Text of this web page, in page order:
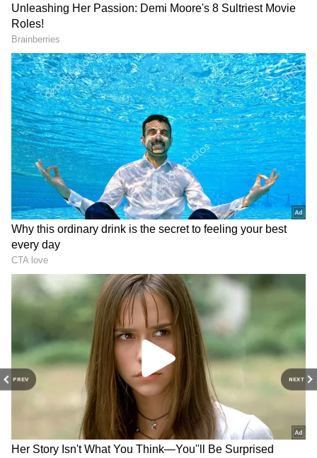
PREV NEXT
Image Credit :
కర్కాటక రాశి..
కుజ గ్రహం రోహిణీ నక్షత్రంలోకి సంచరించడం వల్ల..
కర్కాటక రాశివారు శుభ ఫలితాలు అందుకుంటారు.
ఉద్యోగం చేసేవారు ప్రతి పనిలోనూ విజయాన్ని
అందుకుంటారు. వీరు పడిన కష్టాన్ని అందరూ గుర్తిస్తారు.
ప్రశంసలు అందుకుంటారు. కెరీర్ లో కొత్త అవకాశాలు
లభిస్తాయి. ఊహించని విధంగా ఆదాయం పెరుగుతుంది.
కుటుంబంలో ఉన్న సమస్యలు కూడా తీరిపోతాయి. చాలా
సంతోషంగా గడుపుతారు.